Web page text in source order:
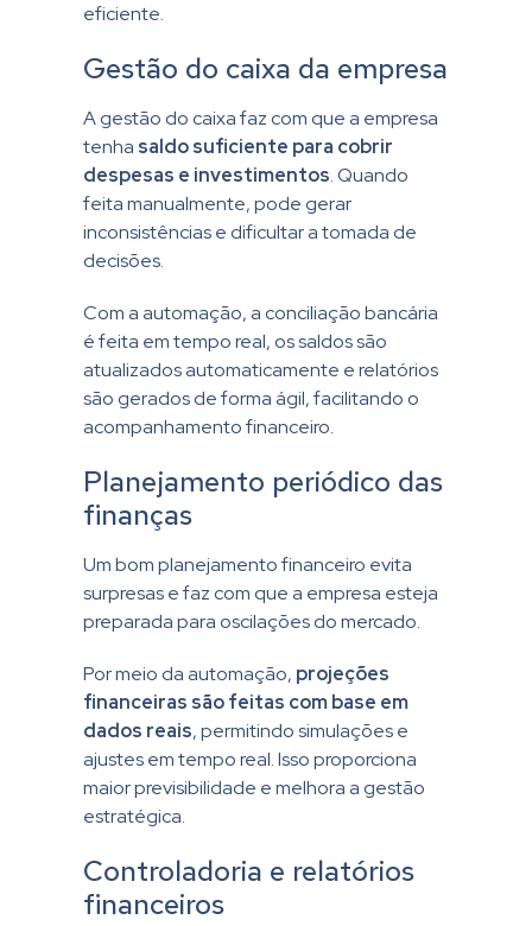
eficiente.
Gestão do caixa da empresa
A gestão do caixa faz com que a empresa
tenha saldo suficiente para cobrir
despesas e investimentos. Quando
feita manualmente, pode gerar
inconsistências e dificultar a tomada de
decisões.
Com a automação, a conciliação bancária
é feita em tempo real, os saldos são
atualizados automaticamente e relatórios
são gerados de forma ágil, facilitando o
acompanhamento financeiro.
Planejamento periódico das
finanças
Um bom planejamento financeiro evita
surpresas e faz com que a empresa esteja
preparada para oscilações do mercado.
Por meio da automação, projeções
financeiras são feitas com base em
dados reais, permitindo simulações e
ajustes em tempo real. Isso proporciona
maior previsibilidade e melhora a gestão
estratégica.
Controladoria e relatórios
financeiros